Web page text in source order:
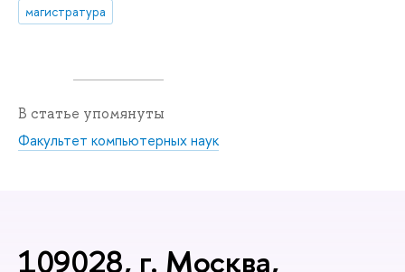
магистратура
В статье упомянуты
Факультет компьютерных наук
109028, г. Москва,